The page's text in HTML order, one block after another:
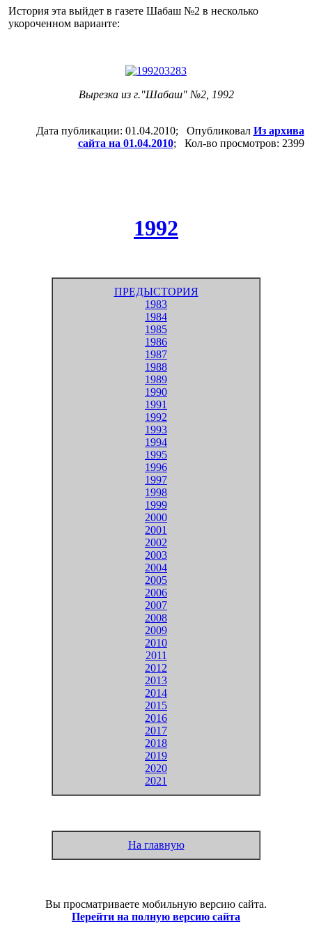
История эта выйдет в газете Шабаш №2 в несколько
укороченном варианте:
Вырезка из г."Шабаш" №2, 1992
Дата публикации: 01.04.2010; Опубликовал Из архива
сайта на 01.04.2010; Кол-во просмотров: 2399
1992
ПРЕДЫСТОРИЯ
1983
1984
1985
1986
1987
1988
1989
1990
1991
1992
1993
1994
1995
1996
1997
1998
1999
2000
2001
2002
2003
2004
2005
2006
2007
2008
2009
2010
2011
2012
2013
2014
2015
2016
2017
2018
2019
2020
2021
На главную
Вы просматриваете мобильную версию сайта.
Перейти на полную версию сайта